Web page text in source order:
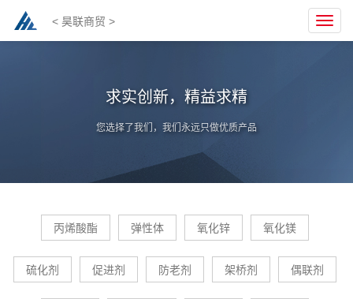
< 昊联商贸 >
求实创新，精益求精
您选择了我们，我们永远只做优质产品
丙烯酸酯 弹性体 氧化锌 氧化镁
硫化剂 促进剂 防老剂 架桥剂 偶联剂